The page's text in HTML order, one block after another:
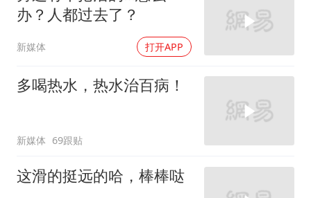
办？人都过去了？
新媒体 打开APP
多喝热水，热水治百病！
新媒体 69跟贴
这滑的挺远的哈，棒棒哒